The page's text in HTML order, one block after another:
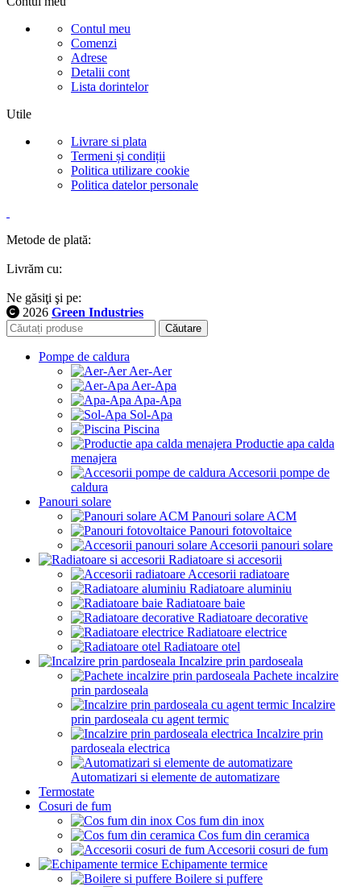
Contul meu
Comenzi
Adrese
Detalii cont
Lista dorintelor
Utile
Livrare si plata
Termeni și condiții
Politica utilizare cookie
Politica datelor personale
Metode de plată:
Livrăm cu:
Ne găsiţi şi pe:
2026 Green Industries
Căutare
Pompe de caldura
Aer-Aer
Aer-Apa
Apa-Apa
Sol-Apa
Piscina
Productie apa calda
menajera
Accesorii pompe de
caldura
Panouri solare
Panouri solare ACM
Panouri fotovoltaice
Accesorii panouri solare
Radiatoare si accesorii
Accesorii radiatoare
Radiatoare aluminiu
Radiatoare baie
Radiatoare decorative
Radiatoare electrice
Radiatoare otel
Incalzire prin pardoseala
Pachete incalzire
prin pardoseala
Incalzire
prin pardoseala cu agent termic
Incalzire prin
pardoseala electrica
Automatizari si elemente de automatizare
Termostate
Cosuri de fum
Cos fum din inox
Cos fum din ceramica
Accesorii cosuri de fum
Echipamente termice
Boilere si puffere